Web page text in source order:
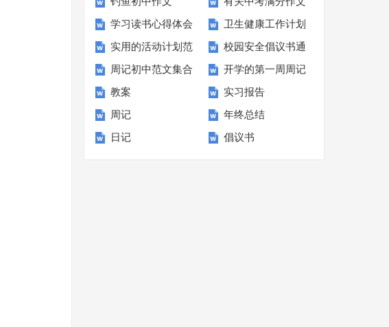
稿三篇 稿
锦集八篇
学习读书心得体会 卫生健康工作计划
范文汇编六篇
实用的活动计划范
文汇总十篇
校园安全倡议书通
用15篇
周记初中范文集合
15篇
开学的第一周周记
教案 实习报告
周记 年终总结
日记 倡议书